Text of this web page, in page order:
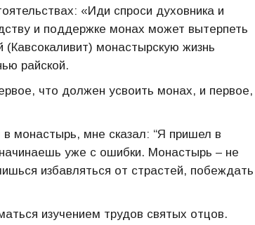
«Иди спроси духовника и
и поддержке монах может вытерпеть
монастырскую жизнь
райской.
что должен усвоить монах, и первое,
монастырь, мне сказал: “Я пришел в
уже с ошибки. Монастырь – не
избавляться от страстей, побеждать
изучением трудов святых отцов.